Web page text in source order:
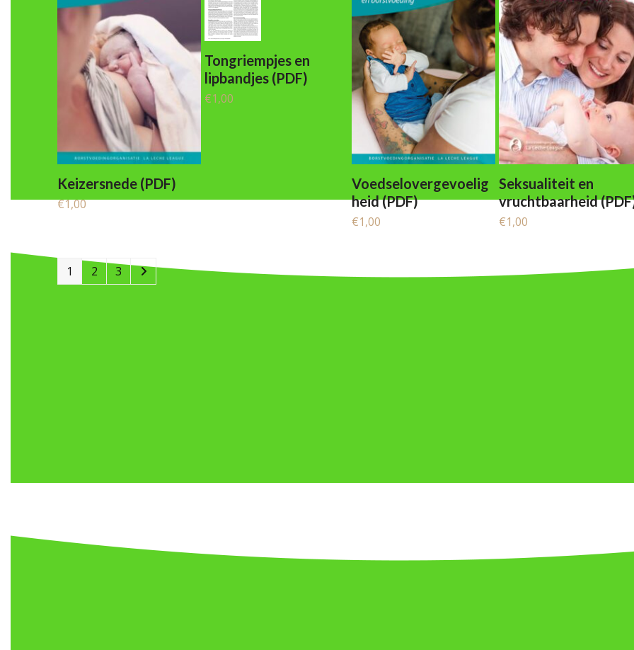
Keizersnede (PDF)
€1,00
Tongriempjes en
lipbandjes (PDF)
€1,00
Voedselovergevoelig
heid (PDF)
€1,00
Seksualiteit en
vruchtbaarheid
€1,00
1 2 3